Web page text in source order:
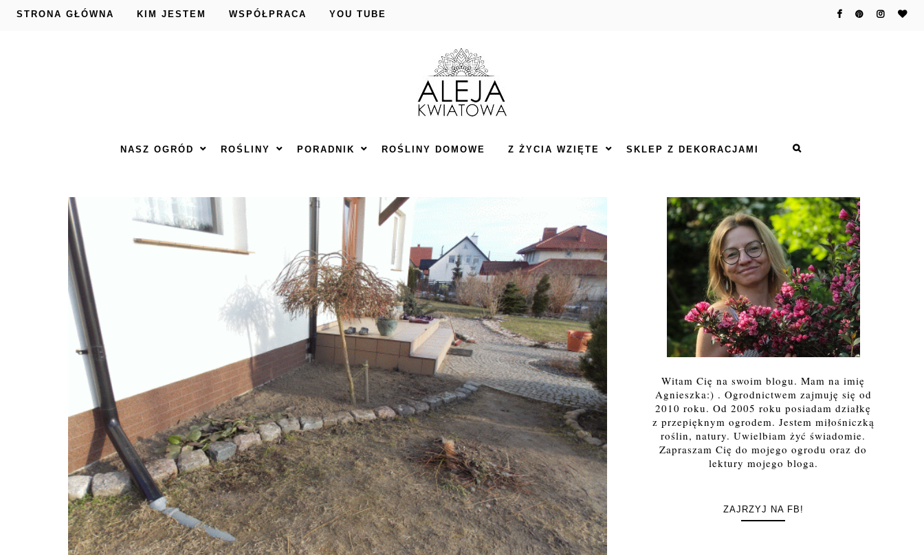
STRONA GŁÓWNA KIM JESTEM WSPÓŁPRACA YOU TUBE
NASZ OGRÓD ROŚLINY PORADNIK ROŚLINY DOMOWE Z ŻYCIA WZIĘTE SKLEP Z DEKORACJAMI
Witam Cię na swoim blogu. Mam na imię
Agnieszka:) . Ogrodnictwem zajmuję się od
2010 roku. Od 2005 roku posiadam działkę
z przepięknym ogrodem. Jestem miłośniczką
roślin, natury. Uwielbiam żyć świadomie.
Zapraszam Cię do mojego ogrodu oraz do
lektury mojego bloga.
ZAJRZYJ NA FB!